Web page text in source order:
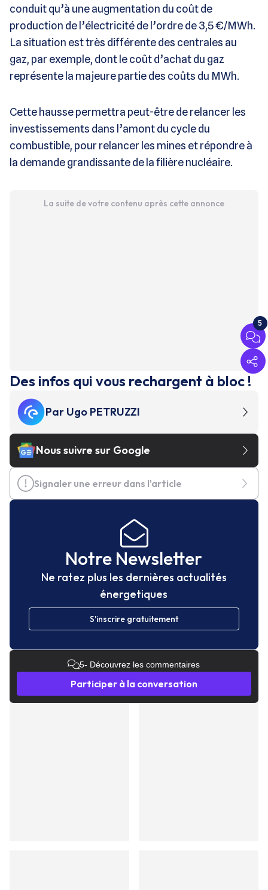
conduit qu’à une augmentation du coût de
production de l’électricité de l’ordre de 3,5 €/MWh.
La situation est très différente des centrales au
gaz, par exemple, dont le coût d’achat du gaz
représente la majeure partie des coûts du MWh.
Cette hausse permettra peut-être de relancer les
investissements dans l’amont du cycle du
combustible, pour relancer les mines et répondre à
la demande grandissante de la filière nucléaire.
La suite de votre contenu après cette annonce
5
Des infos qui vous rechargent à bloc !
Par Ugo PETRUZZI
Nous suivre sur Google
Signaler une erreur dans l'article
Notre Newsletter
Ne ratez plus les dernières actualités
énergetiques
S'inscrire gratuitement
5- Découvrez les commentaires
Participer à la conversation